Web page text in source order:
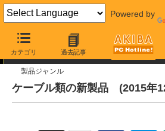
Powered by
カテゴリ 過去記事
今週見つけた新製品
製品ジャンル
ケーブル類の新製品 (2015年